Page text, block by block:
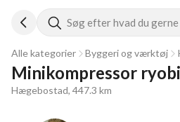
Søg efter hvad du
Alle kategorier Byggeri og værktøj
Minikompressor ryobi
Hægebostad, 447.3 km